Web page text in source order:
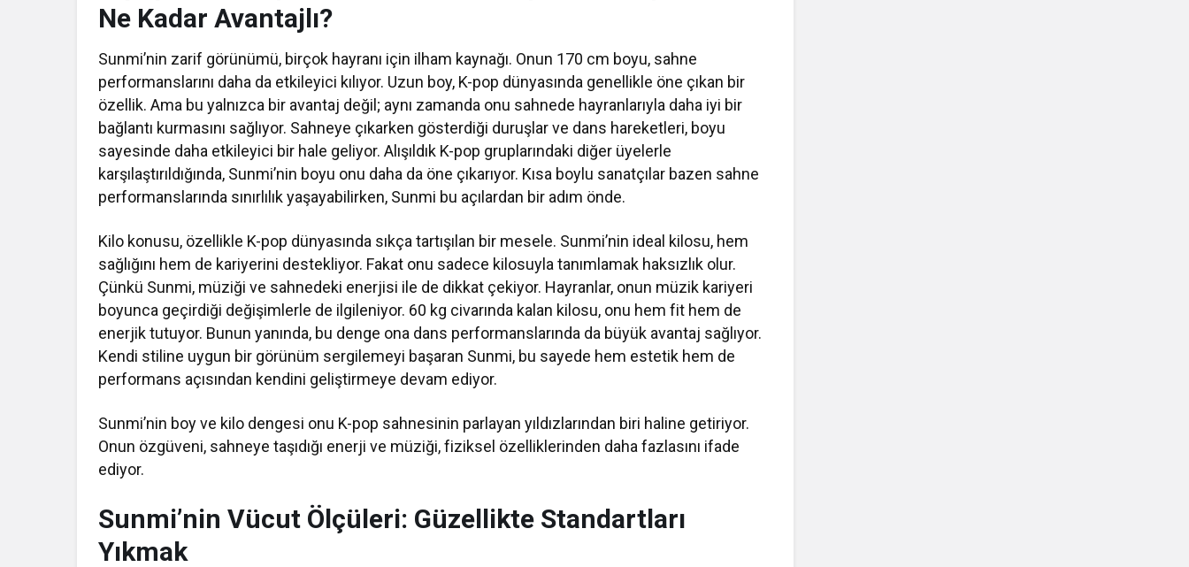
Ne Kadar Avantajlı?
Sunmi’nin zarif görünümü, birçok hayranı için ilham kaynağı. Onun 170 cm boyu, sahne
performanslarını daha da etkileyici kılıyor. Uzun boy, K-pop dünyasında genellikle öne çıkan bir
özellik. Ama bu yalnızca bir avantaj değil; aynı zamanda onu sahnede hayranlarıyla daha iyi bir
bağlantı kurmasını sağlıyor. Sahneye çıkarken gösterdiği duruşlar ve dans hareketleri, boyu
sayesinde daha etkileyici bir hale geliyor. Alışıldık K-pop gruplarındaki diğer üyelerle
karşılaştırıldığında, Sunmi’nin boyu onu daha da öne çıkarıyor. Kısa boylu sanatçılar bazen sahne
performanslarında sınırlılık yaşayabilirken, Sunmi bu açılardan bir adım önde.
Kilo konusu, özellikle K-pop dünyasında sıkça tartışılan bir mesele. Sunmi’nin ideal kilosu, hem
sağlığını hem de kariyerini destekliyor. Fakat onu sadece kilosuyla tanımlamak haksızlık olur.
Çünkü Sunmi, müziği ve sahnedeki enerjisi ile de dikkat çekiyor. Hayranlar, onun müzik kariyeri
boyunca geçirdiği değişimlerle de ilgileniyor. 60 kg civarında kalan kilosu, onu hem fit hem de
enerjik tutuyor. Bunun yanında, bu denge ona dans performanslarında da büyük avantaj sağlıyor.
Kendi stiline uygun bir görünüm sergilemeyi başaran Sunmi, bu sayede hem estetik hem de
performans açısından kendini geliştirmeye devam ediyor.
Sunmi’nin boy ve kilo dengesi onu K-pop sahnesinin parlayan yıldızlarından biri haline getiriyor.
Onun özgüveni, sahneye taşıdığı enerji ve müziği, fiziksel özelliklerinden daha fazlasını ifade
ediyor.
Sunmi’nin Vücut Ölçüleri: Güzellikte Standartları
Yıkmak